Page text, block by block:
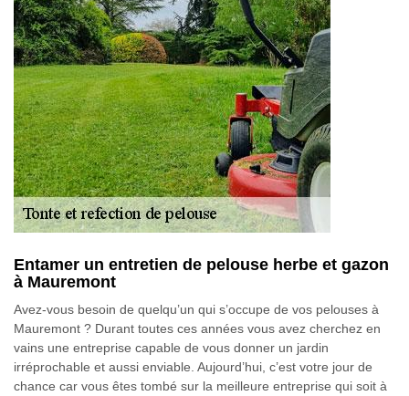
Entamer un entretien de pelouse herbe et gazon
à Mauremont
Avez-vous besoin de quelqu’un qui s’occupe de vos pelouses à
Mauremont ? Durant toutes ces années vous avez cherchez en
vains une entreprise capable de vous donner un jardin
irréprochable et aussi enviable. Aujourd’hui, c’est votre jour de
chance car vous êtes tombé sur la meilleure entreprise qui soit à